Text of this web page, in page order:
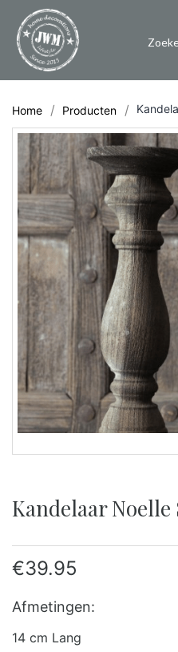
Home Producten
Kandelaar Noelle
€39.95
Afmetingen:
14 cm Lang